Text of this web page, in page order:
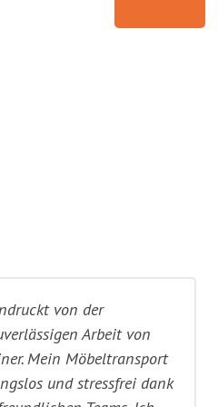
von der
Arbeit von
Mein Möbeltransport
und stressfrei dank